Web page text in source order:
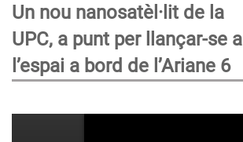
Un nou nanosatèl·lit de la
UPC, a punt per llançar-se a
l’espai a bord de l’Ariane 6